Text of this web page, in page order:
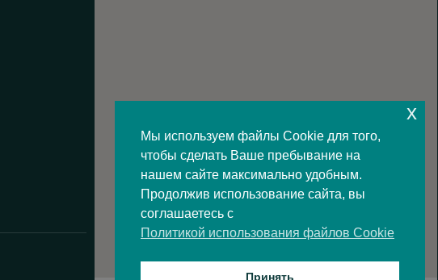
Мы используем файлы Cookie для того,
чтобы сделать Ваше пребывание на
нашем сайте максимально удобным.
Продолжив использование сайта, вы
соглашаетесь с
Политикой использования файлов Cookie
Принять
x